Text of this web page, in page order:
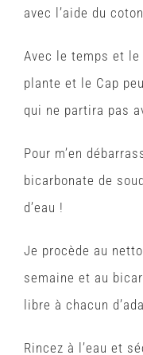
avec l’aide du
Avec le temps et
plante et le Cap
qui ne partira pas
Pour m’en
bicarbonate de
d’eau !
Je procède au
semaine et au
libre à chacun
Rincez à l’eau et